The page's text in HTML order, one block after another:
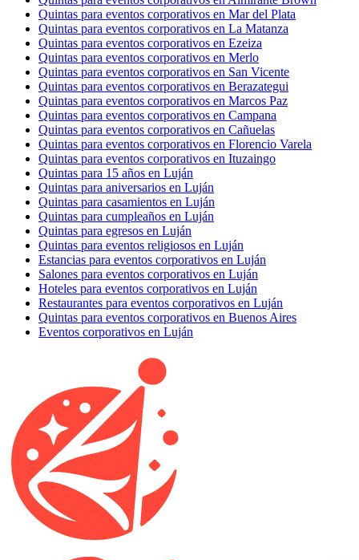
Quintas para eventos corporativos en Mar del Plata
Quintas para eventos corporativos en La Matanza
Quintas para eventos corporativos en Ezeiza
Quintas para eventos corporativos en Merlo
Quintas para eventos corporativos en San Vicente
Quintas para eventos corporativos en Berazategui
Quintas para eventos corporativos en Marcos Paz
Quintas para eventos corporativos en Campana
Quintas para eventos corporativos en Cañuelas
Quintas para eventos corporativos en Florencio Varela
Quintas para eventos corporativos en Ituzaingo
Quintas para 15 años en Luján
Quintas para aniversarios en Luján
Quintas para casamientos en Luján
Quintas para cumpleaños en Luján
Quintas para egresos en Luján
Quintas para eventos religiosos en Luján
Estancias para eventos corporativos en Luján
Salones para eventos corporativos en Luján
Hoteles para eventos corporativos en Luján
Restaurantes para eventos corporativos en Luján
Quintas para eventos corporativos en Buenos Aires
Eventos corporativos en Luján